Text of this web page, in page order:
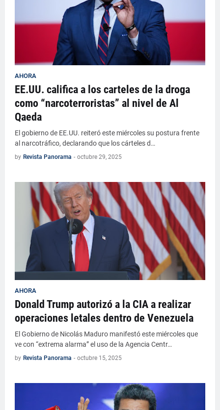
AHORA
EE.UU. califica a los carteles de la droga
como “narcoterroristas” al nivel de Al
Qaeda
El gobierno de EE.UU. reiteró este miércoles su postura frente
al narcotráfico, declarando que los cárteles d…
by Revista Panorama - octubre 29, 2025
AHORA
Donald Trump autorizó a la CIA a realizar
operaciones letales dentro de Venezuela
El Gobierno de Nicolás Maduro manifestó este miércoles que
ve con “extrema alarma” el uso de la Agencia Centr…
by Revista Panorama - octubre 15, 2025